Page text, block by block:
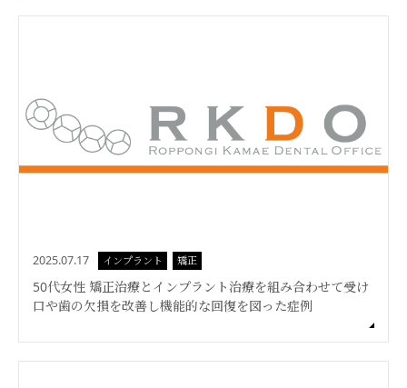
2025.07.17 インプラント 矯正
50代女性 矯正治療とインプラント治療を組み合わせて受け
口や歯の欠損を改善し機能的な回復を図った症例